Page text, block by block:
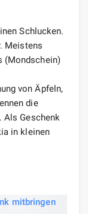
Schlucken.
Meistens
(Mondschein)
von Äpfeln,
die
Als Geschenk
in kleinen